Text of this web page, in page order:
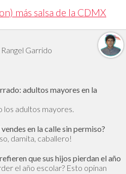
más salsa de la CDMX
Garrido
adultos mayores en la
los adultos mayores.
en la calle sin permiso?
damita, caballero!
que sus hijos pierdan el año
el año escolar? Esto opinan